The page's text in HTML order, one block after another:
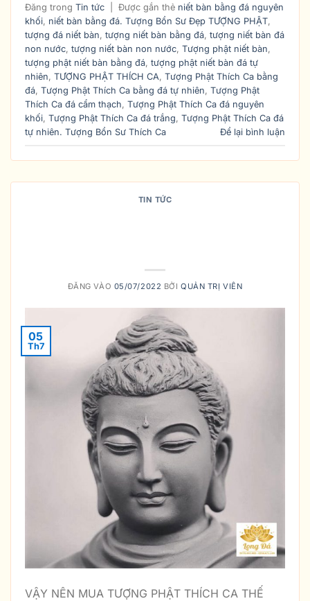
Đăng trong Tin tức Được gắn thẻ niết bàn bằng đá nguyên
khối, niết bàn bằng đá. Tượng Bổn Sư Đẹp TƯỢNG PHẬT,
tượng đá niết bàn, tượng niết bàn bằng đá, tượng niết bàn đá
non nước, tượng niết bàn non nước, Tượng phật niết bàn,
tượng phật niết bàn bằng đá, tượng phật niết bàn đá tự
nhiên, TƯỢNG PHẬT THÍCH CA, Tượng Phật Thích Ca bằng
đá, Tượng Phật Thích Ca bằng đá tự nhiên, Tượng Phật
Thích Ca đá cẩm thạch, Tượng Phật Thích Ca đá nguyên
khối, Tượng Phật Thích Ca đá trắng, Tượng Phật Thích Ca đá
tự nhiên. Tượng Bổn Sư Thích Ca
Để lại bình luận
TIN TỨC
ĐĂNG VÀO 05/07/2022 BỞIQUẢN TRỊ VIÊN
05
Th7
VẬY NÊN MUA TƯỢNG PHẬT THÍCH CA THẾ